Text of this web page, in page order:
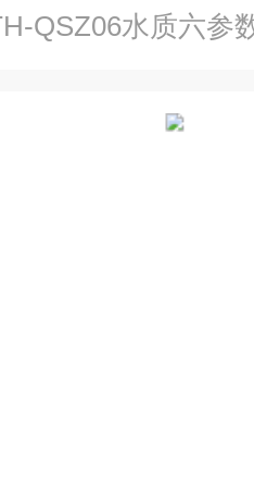
QSZ06水质六参